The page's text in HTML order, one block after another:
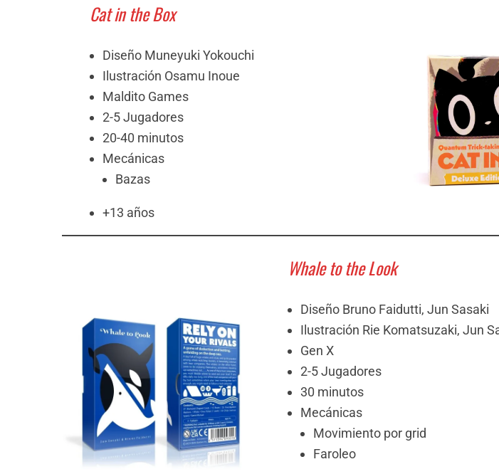
Cat in the Box
Diseño Muneyuki Yokouchi
Ilustración Osamu Inoue
Maldito Games
2-5 Jugadores
20-40 minutos
Mecánicas
Bazas
+13 años
Whale to the Look
Diseño Bruno Faidutti, Jun Sasaki
Ilustración Rie Komatsuzaki, Jun
Gen X
2-5 Jugadores
30 minutos
Mecánicas
Movimiento por grid
Faroleo